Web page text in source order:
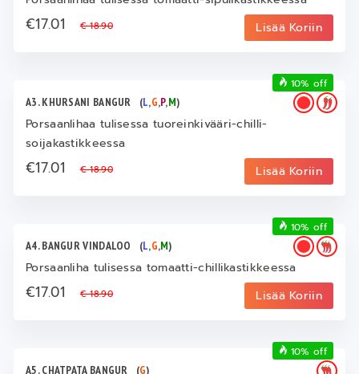
€17.01€ 18.90 Lisää Koriin
A3. KHURSANI BANGUR (L,G,P,M)
Porsaanlihaa tulisessa tuoreinkivääri-chilli-
soijakastikkeessa
€17.01€ 18.90 Lisää Koriin
10% off
A4. BANGUR VINDALOO (L,G,M)
Porsaanliha tulisessa tomaatti-chillikastikkeessa
€17.01€ 18.90 Lisää Koriin
10% off
A5. CHATPATA BANGUR (G)
10% off